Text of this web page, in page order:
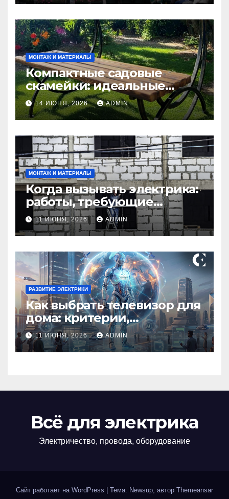
МОНТАЖ И МАТЕРИАЛЫ
Компактные садовые
скамейки: идеальные
решения Madmetal.ru для
маленьких участков
14 ИЮНЯ, 2026 ADMIN
МОНТАЖ И МАТЕРИАЛЫ
Когда вызывать электрика:
работы, требующие
профессионала Электрик
круглосуточно
11 ИЮНЯ, 2026 ADMIN
РАЗВИТИЕ ЭЛЕКТРИКИ
Как выбрать телевизор для
дома: критерии,
технологии и советы
11 ИЮНЯ, 2026 ADMIN
Всё для электрика
Электричество, провода, оборудование
Сайт работает на WordPress Тема: Newsup, автор Themeansar